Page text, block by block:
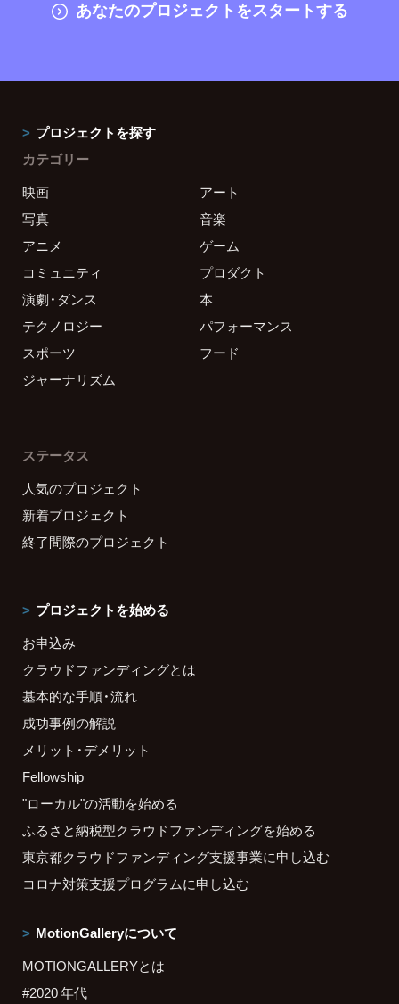
あなたのプロジェクトをスタートする
プロジェクトを探す
カテゴリー
映画
アート
写真
音楽
アニメ
ゲーム
コミュニティ
プロダクト
演劇・ダンス
本
テクノロジー
パフォーマンス
スポーツ
フード
ジャーナリズム
ステータス
人気のプロジェクト
新着プロジェクト
終了間際のプロジェクト
プロジェクトを始める
お申込み
クラウドファンディングとは
基本的な手順・流れ
成功事例の解説
メリット・デメリット
Fellowship
"ローカル"の活動を始める
ふるさと納税型クラウドファンディングを始める
東京都クラウドファンディング支援事業に申し込む
コロナ対策支援プログラムに申し込む
MotionGalleryについて
MOTIONGALLERYとは
#2020 年代